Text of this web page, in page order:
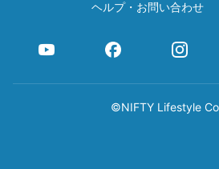
ヘルプ・お問い合わせ
©NIFTY Lifestyle